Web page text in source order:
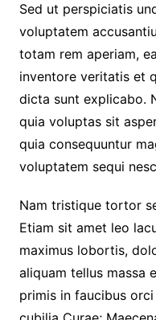
Sed ut perspiciatis
voluptatem
totam rem aperiam,
inventore veritatis et
dicta sunt explicabo.
quia voluptas sit
quia consequuntur
voluptatem sequi
Nam tristique tortor
Etiam sit amet leo
maximus lobortis,
aliquam tellus massa
primis in faucibus